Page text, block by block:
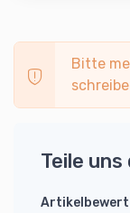
Bitte
Teile uns